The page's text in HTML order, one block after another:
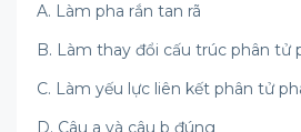
A. Làm pha rắn tan rã
B. Làm thay đổi cấu trúc phân tử
C. Làm yếu lực liên kết phân tử
D. Câu a và câu b đúng